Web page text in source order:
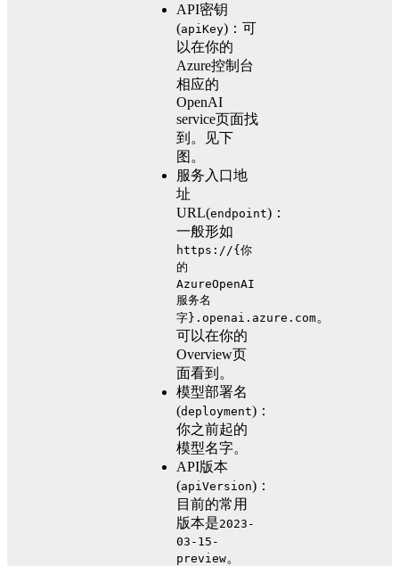
API密钥
(apiKey)：可
以在你的
Azure控制台
相应的
OpenAI
service页面找
到。见下
图。
服务入口地
址
URL(endpoint)：
一般形如
https://{你
的
AzureOpenAI
服务名
字}.openai.azure.com。
可以在你的
Overview页
面看到。
模型部署名
(deployment)：
你之前起的
模型名字。
API版本
(apiVersion)：
目前的常用
版本是2023-
03-15-
preview。